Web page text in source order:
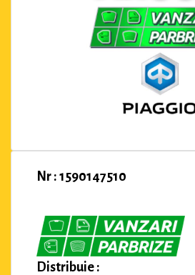
Nr : 1590147510
Distribuie :